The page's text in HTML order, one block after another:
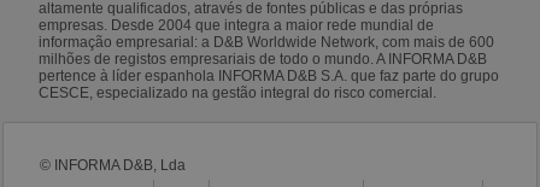
altamente qualificados, através de fontes públicas e das próprias
empresas. Desde 2004 que integra a maior rede mundial de
informação empresarial: a D&B Worldwide Network, com mais de 600
milhões de registos empresariais de todo o mundo. A INFORMA D&B
pertence à líder espanhola INFORMA D&B S.A. que faz parte do grupo
CESCE, especializado na gestão integral do risco comercial.
© INFORMA D&B, Lda